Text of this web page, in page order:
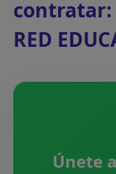
contratar:
RED
Únete